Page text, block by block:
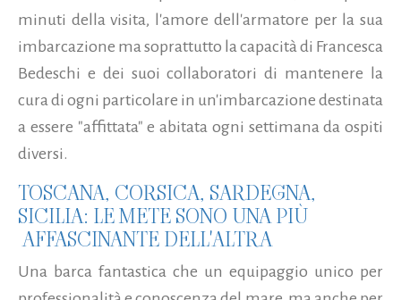
minuti della visita, l'amore dell'armatore per la sua
imbarcazione ma soprattutto la capacità di Francesca
Bedeschi e dei suoi collaboratori di mantenere la
cura di ogni particolare in un'imbarcazione destinata
a essere "affittata" e abitata ogni settimana da ospiti
diversi.
TOSCANA, CORSICA, SARDEGNA,
SICILIA: LE METE SONO UNA PIÙ
AFFASCINANTE DELL'ALTRA
Una barca fantastica che un equipaggio unico per